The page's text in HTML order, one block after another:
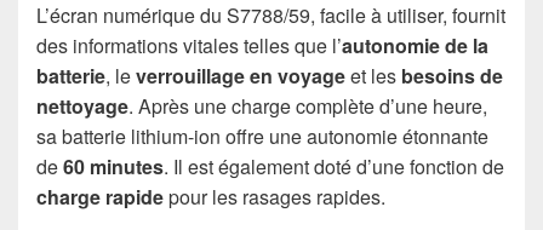
L’écran numérique du S7788/59, facile à utiliser, fournit
des informations vitales telles que l’autonomie de la
batterie, leverrouillage en voyageet les besoins de
nettoyage. Après une charge complète d’une heure,
sa batterie lithium-ion offre une autonomie étonnante
de60 minutes. Il est également doté d’une fonction de
charge rapidepour les rasages rapides.